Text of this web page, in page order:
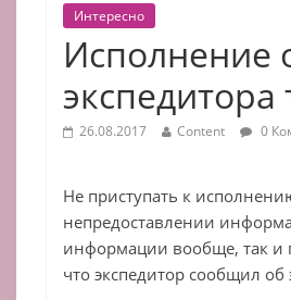
Интересно
Исполнение
26.08.2017 Content 0
Не приступать к
непредоставлении
информации вообще, так и
что экспедитор сообщил об